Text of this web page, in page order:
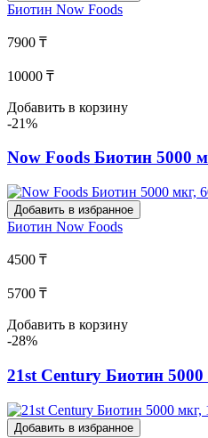
Биотин Now Foods
7900 ₸
10000 ₸
Добавить в корзину
-21%
Now Foods Биотин 5000
Добавить в избранное
Биотин Now Foods
4500 ₸
5700 ₸
Добавить в корзину
-28%
21st Century Биотин 5000
Добавить в избранное